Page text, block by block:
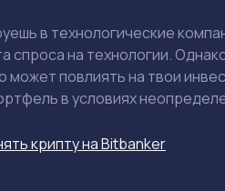
в технологические
спроса на технологии.
может повлиять на твои
в условиях
крипту на Bitbanker